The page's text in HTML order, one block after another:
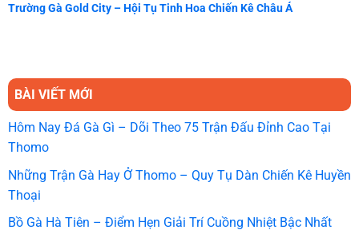
Trường Gà Gold City – Hội Tụ Tinh Hoa Chiến Kê Châu Á
BÀI VIẾT MỚI
Hôm Nay Đá Gà Gì – Dõi Theo 75 Trận Đấu Đỉnh Cao Tại
Thomo
Những Trận Gà Hay Ở Thomo – Quy Tụ Dàn Chiến Kê Huyền
Thoại
Bồ Gà Hà Tiên – Điểm Hẹn Giải Trí Cuồng Nhiệt Bậc Nhất